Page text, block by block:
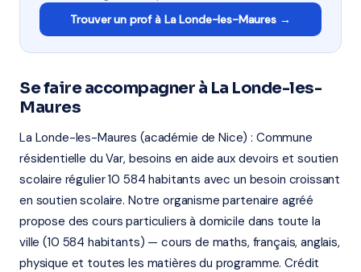
Trouver un prof à La Londe-les-Maures →
Se faire accompagner à La Londe-les-
Maures
La Londe-les-Maures (académie de Nice) : Commune
résidentielle du Var, besoins en aide aux devoirs et soutien
scolaire régulier 10 584 habitants avec un besoin croissant
en soutien scolaire. Notre organisme partenaire agréé
propose des cours particuliers à domicile dans toute la
ville (10 584 habitants) — cours de maths, français, anglais,
physique et toutes les matières du programme. Crédit